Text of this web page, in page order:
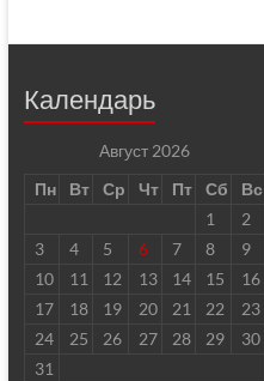
Календарь
Август 2026
Пн
Вт Ср Чт Пт Сб
Вс
1
2
3
4 5 6 7 8
9
10
11 12 13 14 15
16
17
18 19 20 21 22
23
24
25 26 27 28 29
30
31